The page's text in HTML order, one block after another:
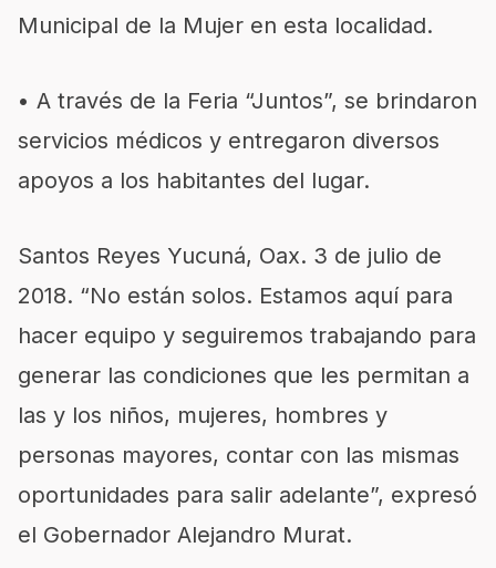
Municipal de la Mujer en esta localidad.
• A través de la Feria “Juntos”, se brindaron
servicios médicos y entregaron diversos
apoyos a los habitantes del lugar.
Santos Reyes Yucuná, Oax. 3 de julio de
2018. “No están solos. Estamos aquí para
hacer equipo y seguiremos trabajando para
generar las condiciones que les permitan a
las y los niños, mujeres, hombres y
personas mayores, contar con las mismas
oportunidades para salir adelante”, expresó
el Gobernador Alejandro Murat.